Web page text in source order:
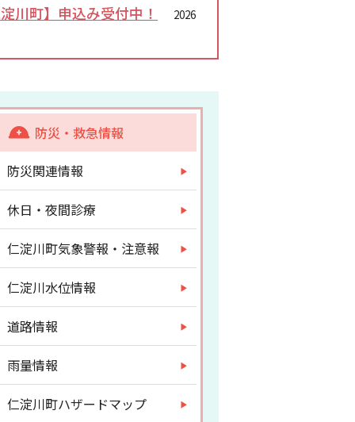
川町】申込み受付中！ 2026
防災・救急情報
防災関連情報
休日・夜間診療
仁淀川町気象警報・注意報
仁淀川水位情報
道路情報
雨量情報
仁淀川町ハザードマップ